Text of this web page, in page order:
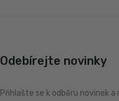
Odebírejte novinky
Přihlašte se k odběru novinek